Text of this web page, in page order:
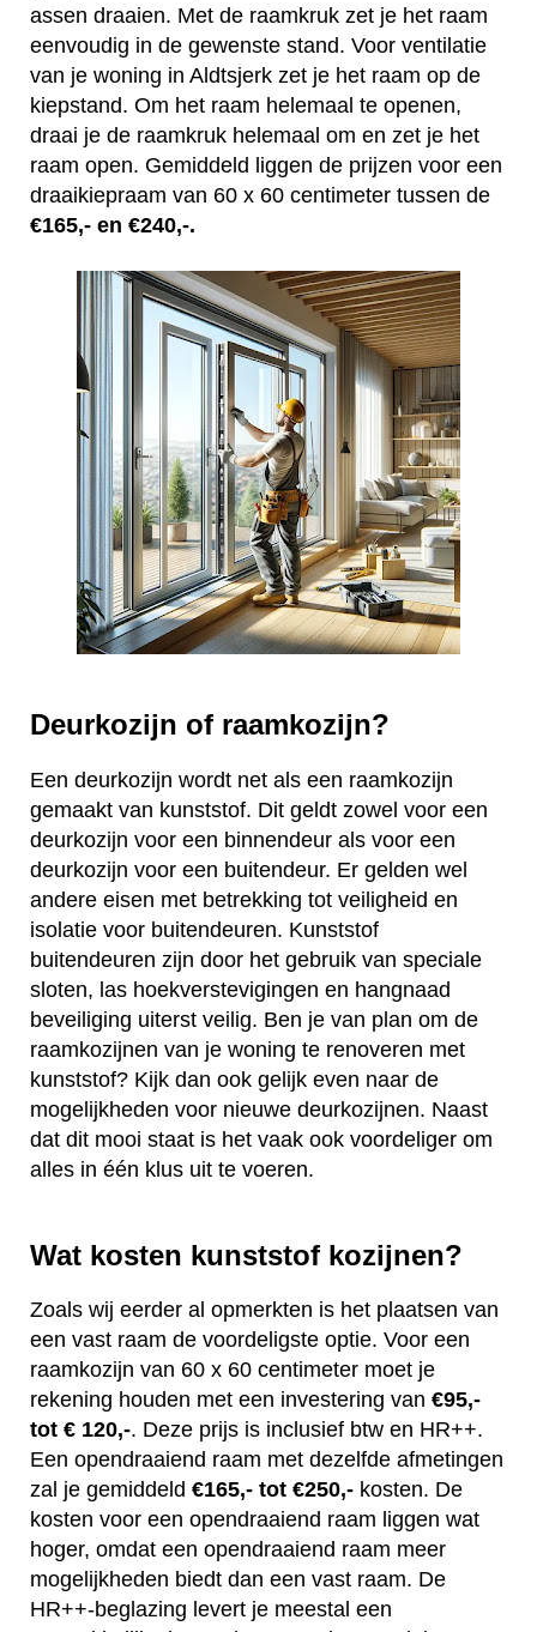
assen draaien. Met de raamkruk zet je het raam
eenvoudig in de gewenste stand. Voor ventilatie
van je woning in Aldtsjerk zet je het raam op de
kiepstand. Om het raam helemaal te openen,
draai je de raamkruk helemaal om en zet je het
raam open. Gemiddeld liggen de prijzen voor een
draaikiepraam van 60 x 60 centimeter tussen de
€165,- en €240,-.
Deurkozijn of raamkozijn?
Een deurkozijn wordt net als een raamkozijn
gemaakt van kunststof. Dit geldt zowel voor een
deurkozijn voor een binnendeur als voor een
deurkozijn voor een buitendeur. Er gelden wel
andere eisen met betrekking tot veiligheid en
isolatie voor buitendeuren. Kunststof
buitendeuren zijn door het gebruik van speciale
sloten, las hoekverstevigingen en hangnaad
beveiliging uiterst veilig. Ben je van plan om de
raamkozijnen van je woning te renoveren met
kunststof? Kijk dan ook gelijk even naar de
mogelijkheden voor nieuwe deurkozijnen. Naast
dat dit mooi staat is het vaak ook voordeliger om
alles in één klus uit te voeren.
Wat kosten kunststof kozijnen?
Zoals wij eerder al opmerkten is het plaatsen van
een vast raam de voordeligste optie. Voor een
raamkozijn van 60 x 60 centimeter moet je
rekening houden met een investering van €95,-
tot € 120,-. Deze prijs is inclusief btw en HR++.
Een opendraaiend raam met dezelfde afmetingen
zal je gemiddeld €165,- tot €250,- kosten. De
kosten voor een opendraaiend raam liggen wat
hoger, omdat een opendraaiend raam meer
mogelijkheden biedt dan een vast raam. De
HR++-beglazing levert je meestal een